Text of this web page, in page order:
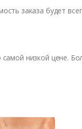
заказа будет
самой низкой цене.